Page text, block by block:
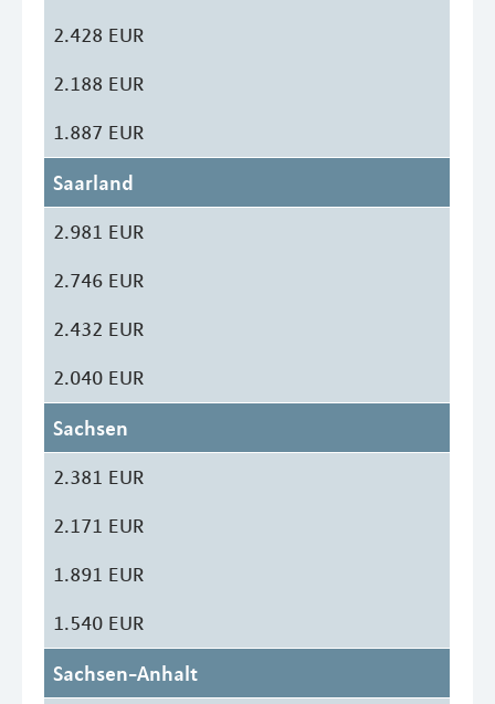
2.428 EUR
2.188 EUR
1.887 EUR
Saarland
2.981 EUR
2.746 EUR
2.432 EUR
2.040 EUR
Sachsen
2.381 EUR
2.171 EUR
1.891 EUR
1.540 EUR
Sachsen-Anhalt